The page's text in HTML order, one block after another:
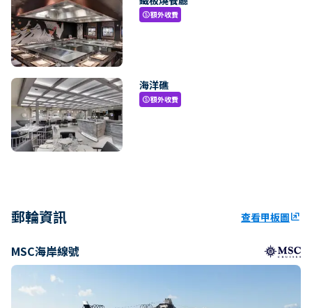
paid額外收費
海洋礁
paid額外收費
郵輪資訊 查看甲板圖ungroup
MSC海岸線號